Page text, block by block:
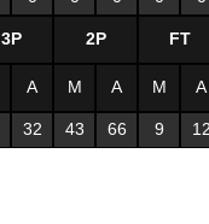
3P 2P FT
A M A M A
32 43 66 9